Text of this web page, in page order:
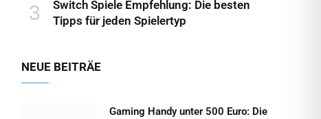
Switch Spiele Empfehlung: Die besten
Tipps für jeden Spielertyp
NEUE BEITRÄE
Gaming Handy unter 500 Euro: Die